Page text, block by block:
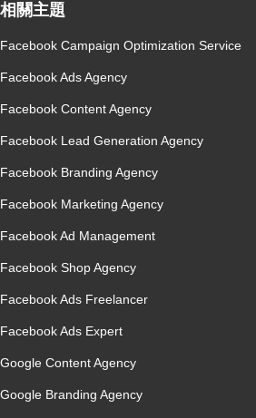
相關主題
Facebook Campaign Optimization Service
Facebook Ads Agency
Facebook Content Agency
Facebook Lead Generation Agency
Facebook Branding Agency
Facebook Marketing Agency
Facebook Ad Management
Facebook Shop Agency
Facebook Ads Freelancer
Facebook Ads Expert
Google Content Agency
Google Branding Agency